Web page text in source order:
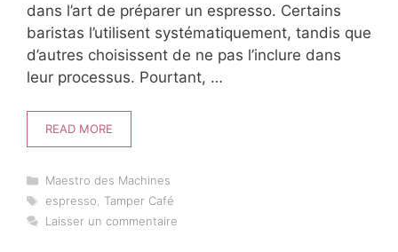
dans l’art de préparer un espresso. Certains
baristas l’utilisent systématiquement, tandis que
d’autres choisissent de ne pas l’inclure dans
leur processus. Pourtant, …
READ MORE
Catégories
Maestro des Machines
Étiquettes
espresso
Tamper Café
Laisser un commentaire